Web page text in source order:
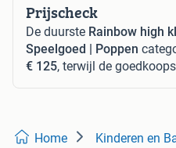
Prijscheck
De duurste Rainbow high
Speelgoed | Poppen
€ 125, terwijl de
Home Kinderen en